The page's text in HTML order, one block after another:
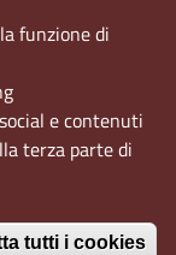
funzione di
e contenuti
terza parte di
tutti i cookies